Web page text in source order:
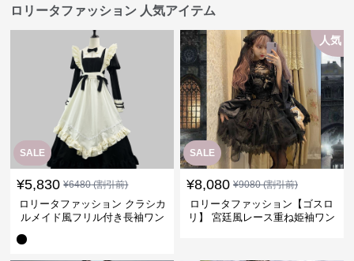
ロリータファッション 人気アイテム
SALE
¥5,830 ¥6480(割引前)
ロリータファッション クラシカ
ルメイド風フリル付き長袖ワン
SALE
人気
¥8,080 ¥9080(割引前)
ロリータファッション【ゴスロ
リ】 宮廷風レース重ね姫袖ワン